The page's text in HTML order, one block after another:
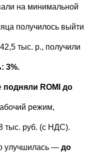
на минимальной
получилось выйти
тыс. р., получили
3%.
подняли ROMI до
режим,
тыс. руб. (с НДС).
улучшилась — до